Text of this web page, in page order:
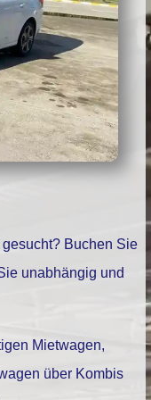
unabhängig und
über Kombis